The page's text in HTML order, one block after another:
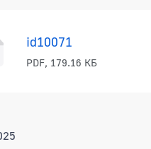
id10071
PDF, 179.16 КБ